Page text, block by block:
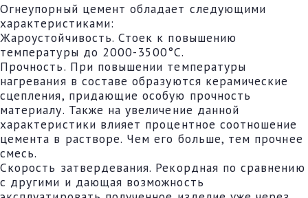
Огнеупорный цемент обладает следующими
характеристиками:
Жароустойчивость. Стоек к повышению
температуры до 2000-3500°C.
Прочность. При повышении температуры
нагревания в составе образуются керамические
сцепления, придающие особую прочность
материалу. Также на увеличение данной
характеристики влияет процентное соотношение
цемента в растворе. Чем его больше, тем прочнее
смесь.
Скорость затвердевания. Рекордная по сравнению
с другими и дающая возможность